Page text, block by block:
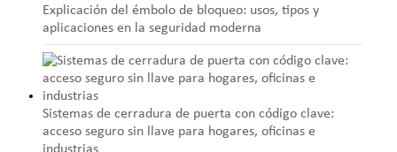
Explicación del émbolo de bloqueo: usos, tipos y
aplicaciones en la seguridad moderna
Sistemas de cerradura de puerta con código clave:
acceso seguro sin llave para hogares, oficinas e